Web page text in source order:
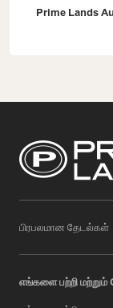
Prime Lands
பிரபலமான தேடல்கள்
எங்களை பற்றி மற்றும்